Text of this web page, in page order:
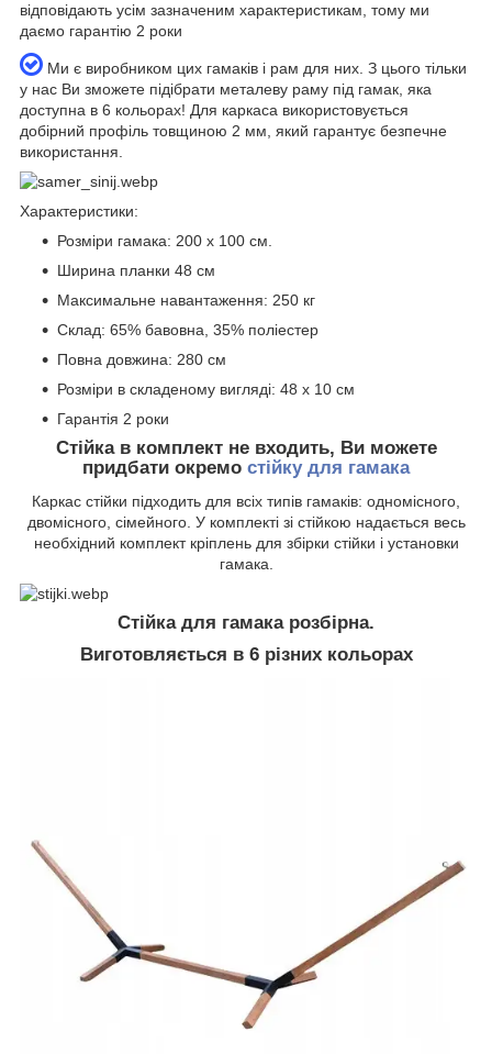
відповідають усім зазначеним характеристикам, тому ми
даємо гарантію 2 роки
Ми є виробником цих гамаків і рам для них. З цього тільки
у нас Ви зможете підібрати металеву раму під гамак, яка
доступна в 6 кольорах! Для каркаса використовується
добірний профіль товщиною 2 мм, який гарантує безпечне
використання.
Характеристики:
Розміри гамака: 200 х 100 см.
Ширина планки 48 см
Максимальне навантаження: 250 кг
Склад: 65% бавовна, 35% поліестер
Повна довжина: 280 см
Розміри в складеному вигляді: 48 х 10 см
Гарантія 2 роки
Стійка в комплект не входить, Ви можете
придбати окремо стійку для гамака
Каркас стійки підходить для всіх типів гамаків: одномісного,
двомісного, сімейного. У комплекті зі стійкою надається весь
необхідний комплект кріплень для збірки стійки і установки
гамака.
Стійка для гамака розбірна.
Виготовляється в 6 різних кольорах